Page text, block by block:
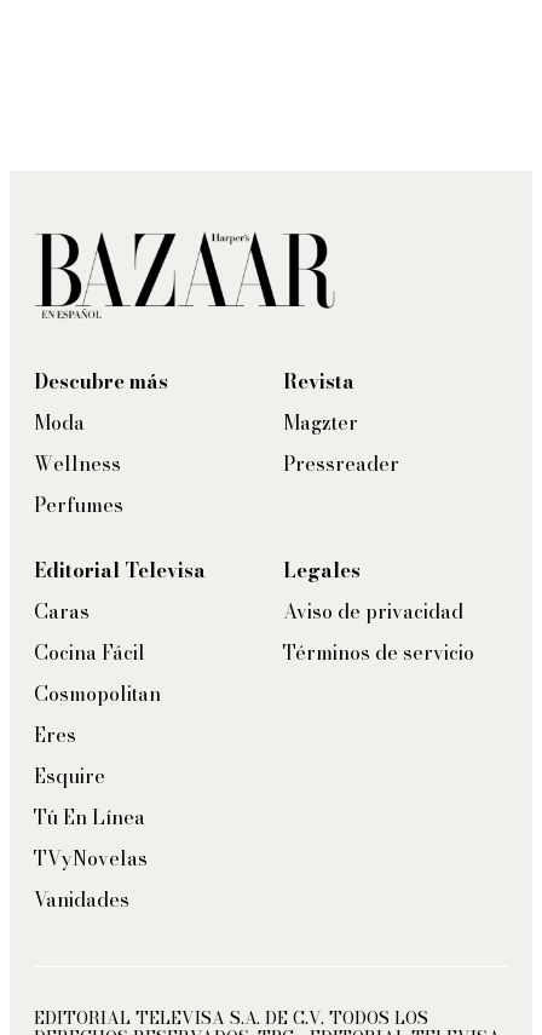
Descubre más
Moda
Wellness
Perfumes
Revista
Magzter
Pressreader
Editorial Televisa
Caras
Cocina Fácil
Cosmopolitan
Eres
Esquire
Tú En Línea
TVyNovelas
Vanidades
Legales
Aviso de privacidad
Términos de servicio
EDITORIAL TELEVISA S.A. DE C.V. TODOS LOS